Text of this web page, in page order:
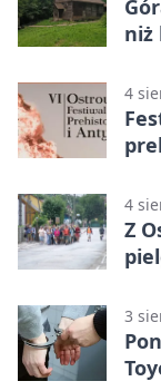
niż
4
4
Z
3